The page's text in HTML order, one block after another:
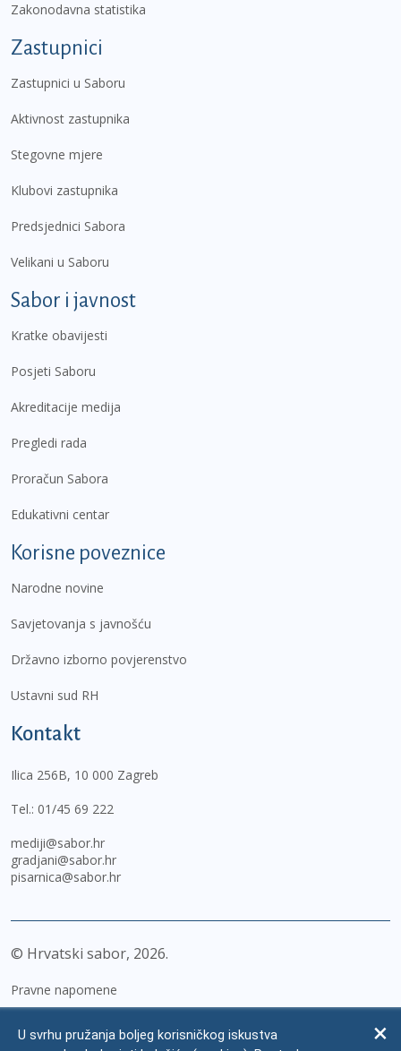
Zakonodavna statistika
Zastupnici
Zastupnici u Saboru
Aktivnost zastupnika
Stegovne mjere
Klubovi zastupnika
Predsjednici Sabora
Velikani u Saboru
Sabor i javnost
Kratke obavijesti
Posjeti Saboru
Akreditacije medija
Pregledi rada
Proračun Sabora
Edukativni centar
Korisne poveznice
Narodne novine
Savjetovanja s javnošću
Državno izborno povjerenstvo
Ustavni sud RH
Kontakt
Ilica 256B, 10 000 Zagreb
Tel.: 01/45 69 222
mediji@sabor.hr
gradjani@sabor.hr
pisarnica@sabor.hr
© Hrvatski sabor, 2026
Pravne napomene
U svrhu pružanja boljeg korisničkog iskustva